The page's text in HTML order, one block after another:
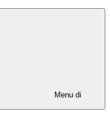
Menu di